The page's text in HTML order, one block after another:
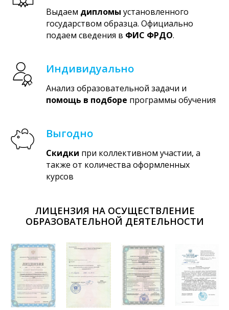
Выдаем дипломы установленного
государством образца. Официально
подаем сведения в ФИС ФРДО.
Индивидуально
Анализ образовательной задачи и
помощь в подборе программы обучения
Выгодно
Скидки при коллективном участии, а
также от количества оформленных
курсов
ЛИЦЕНЗИЯ НА ОСУЩЕСТВЛЕНИЕ
ОБРАЗОВАТЕЛЬНОЙ ДЕЯТЕЛЬНОСТИ